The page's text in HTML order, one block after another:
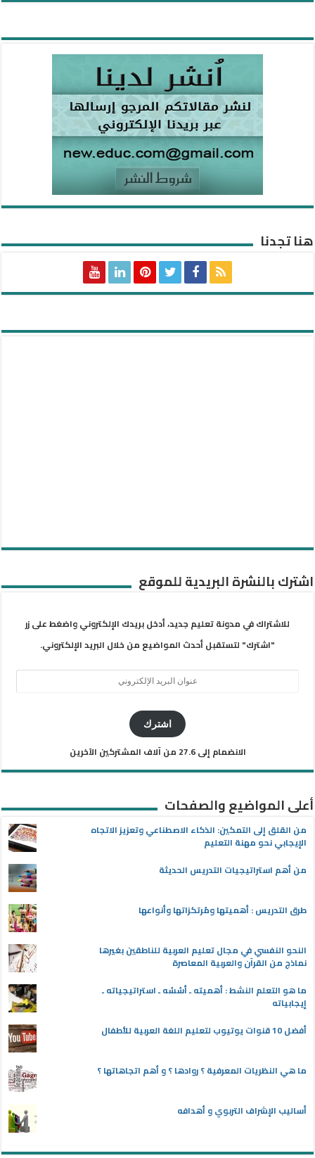
هنا تجدنا
اشترك بالنشرة البريدية للموقع
للاشتراك في مدونة تعليم جديد، أدخل بريدك الإلكتروني واضغط على زر
"اشترك" لتستقبل أحدث المواضيع من خلال البريد الإلكتروني.
اشترك
الانضمام إلى 27.6 من آلاف المشتركين الآخرين
أعلى المواضيع والصفحات
من القلق إلى التمكين: الذكاء الاصطناعي وتعزيز الاتجاه
الإيجابي نحو مهنة التعليم
من أهم استراتيجيات التدريس الحديثة
طرق التدريس : أهميتها ومُرتكزاتها وأنواعها
النحو النفسي في مجال تعليم العربية للناطقين بغيرها
نماذج من القرآن والعربية المعاصرة
ما هو التعلم النشط : أهميته ـ أسُسُه ـ استراتيجياته ـ
إيجابياته
أفضل 10 قنوات يوتيوب لتعليم اللغة العربية للأطفال
ما هي النظريات المعرفية ؟ روادها ؟ و أهم اتجاهاتها ؟
أساليب الإشراف التربوي و أهدافه